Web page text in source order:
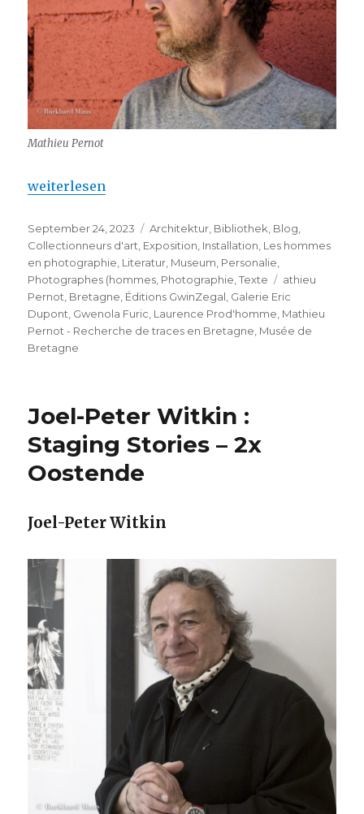
Mathieu Pernot
„Mathieu Pernot – Recherche de traces en
weiterlesen
Veröffentlicht
am
September 24, 2023 Kategorien
Architektur Bibliothek Blog
Collectionneurs d'art Exposition Installation Les hommes
en photographie Literatur Museum Personalie
Photographes (hommes Photographie ,Texte Schlagwörter
athieu
Pernot Bretagne Éditions GwinZegal Galerie Eric
Dupont Gwenola Furic Laurence Prod'homme Mathieu
Pernot - Recherche de traces en Bretagne Musée de
Bretagne
Joel-Peter Witkin :
Staging Stories – 2x
Oostende
Joel-Peter Witkin